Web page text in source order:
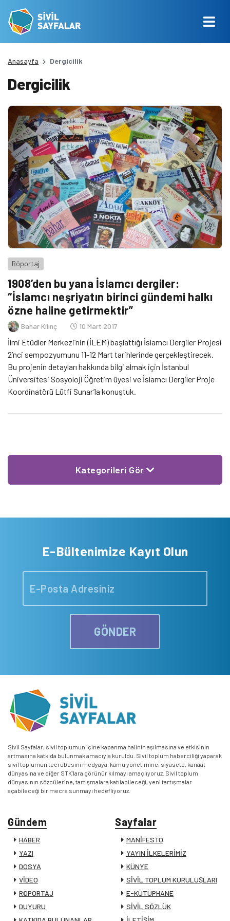
Anasayfa Dergicilik
Dergicilik
Röportaj
1908’den bu yana İslamcı dergiler:
“İslamcı neşriyatın birinci gündemi halkı
özne haline getirmektir”
Bahar Kılınç 10 Mart 2017
İlmi Etüdler Merkezi’nin (İLEM) başlattığı İslamcı Dergiler Projesi
2’nci sempozyumunu 11-12 Mart tarihlerinde gerçekleştirecek.
Bu projenin detayları hakkında bilgi almak için İstanbul
Üniversitesi Sosyoloji Öğretim üyesi ve İslamcı Dergiler Proje
Koordinatörü Lütfi Sunar’la konuştuk.
Kategorileri Gör
E-Bültenimize Kayıt Olun
GÖNDER
Sivil Sayfalar, sivil toplumun içine kapanma halinin aşılmasına ve etkisinin
artmasına katkıda bulunmak amacıyla kuruldu. Sivil toplum haberciliği yaparak
sivil toplumun tecrübesini medyaya, kamu yönetimine, siyasete, kanaat
dünyasına ve diğer STK’lara görünür kılmayı amaçlıyoruz. Sivil toplum
dünyasının sözcülerine, tartışmalara katılabileceği, yeni tartışmalar
açabileceği bir mecra sunmayı hedefliyoruz.
Gündem
HABER
YAZI
DOSYA
VİDEO
RÖPORTAJ
DUYURU
Sayfalar
MANİFESTO
YAYIN İLKELERİMİZ
KÜNYE
SİVİL TOPLUM KURULUŞLARI
E-KÜTÜPHANE
SİVİL SÖZLÜK